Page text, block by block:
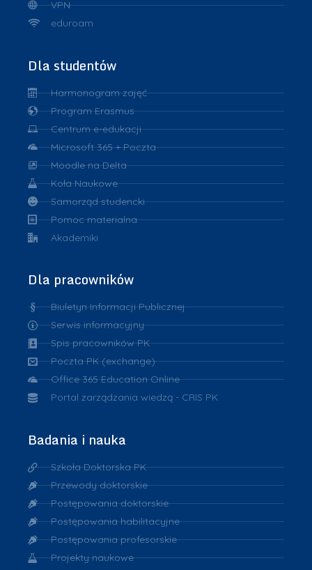
VPN
eduroam
Dla studentów
Harmonogram zajęć
Program Erasmus
Centrum e-edukacji
Microsoft 365 + Poczta
Moodle na Delta
Koła Naukowe
Samorząd studencki
Pomoc materialna
Akademiki
Dla pracowników
Biuletyn Informacji Publicznej
Serwis informacyjny
Spis pracowników PK
Poczta PK (exchange)
Office 365 Education Online
Portal zarządzania wiedzą - CRIS PK
Badania i nauka
Szkoła Doktorska PK
Przewody doktorskie
Postępowania doktorskie
Postępowania habilitacyjne
Postępowania profesorskie
Projekty naukowe